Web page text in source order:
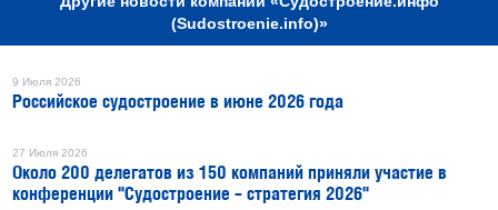
(Sudostroenie.info)»
9 Июля 2026
Российское судостроение в июне 2026 года
27 Июля 2026
Около 200 делегатов из 150 компаний приняли участие в
конференции "Судостроение – стратегия 2026"